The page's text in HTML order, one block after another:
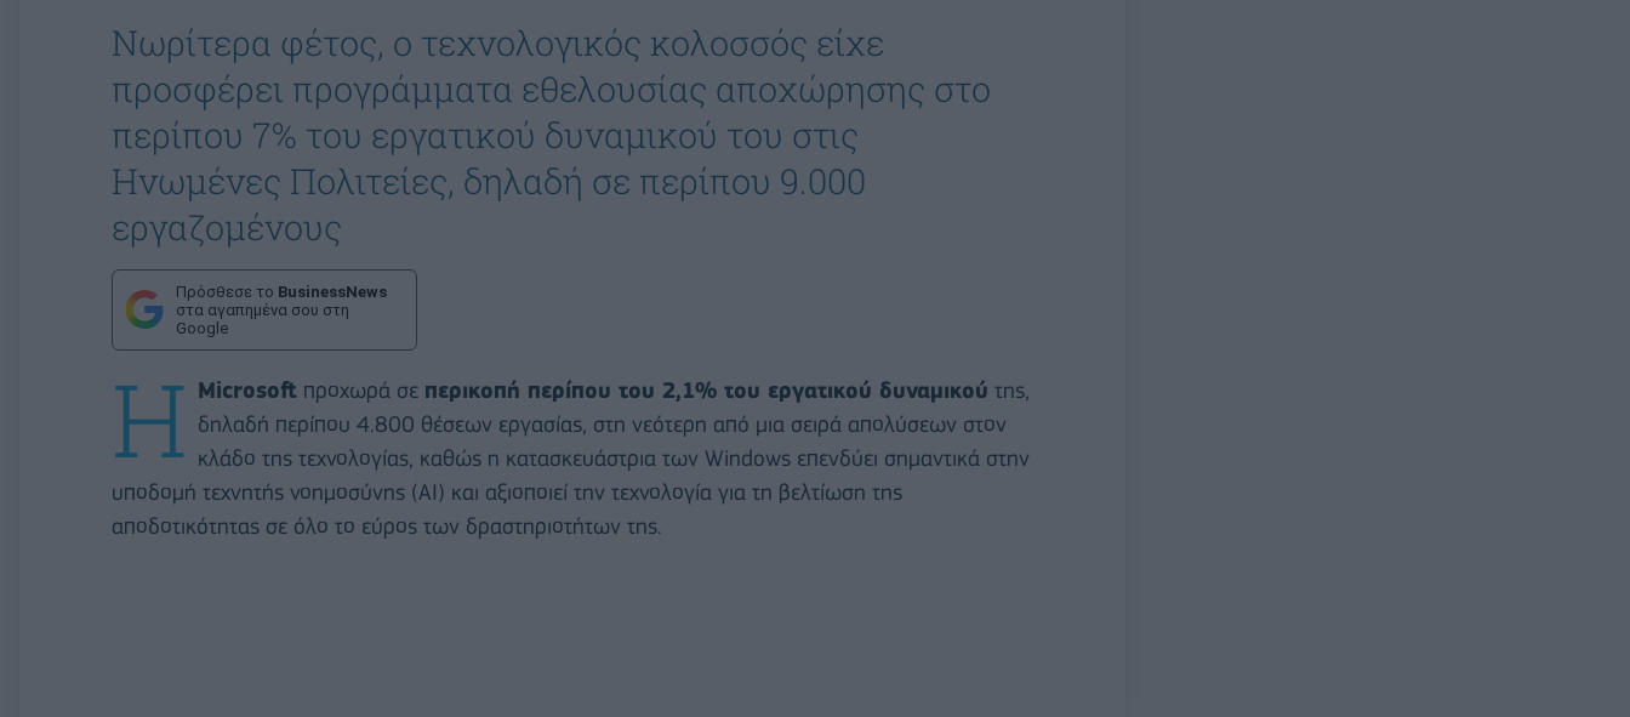
Νωρίτερα φέτος, ο τεχνολογικός κολοσσός είχε
προσφέρει προγράμματα εθελουσίας αποχώρησης στο
περίπου 7% του εργατικού δυναμικού του στις
Ηνωμένες Πολιτείες, δηλαδή σε περίπου 9.000
εργαζομένους
Πρόσθεσε το BusinessNews
στα αγαπημένα σου στη
Google
Η Microsoft προχωρά σε περικοπή περίπου του 2,1% του εργατικού δυναμικού της,
δηλαδή περίπου 4.800 θέσεων εργασίας, στη νεότερη από μια σειρά απολύσεων στον
κλάδο της τεχνολογίας, καθώς η κατασκευάστρια των Windows επενδύει σημαντικά στην
υποδομή τεχνητής νοημοσύνης (AI) και αξιοποιεί την τεχνολογία για τη βελτίωση της
αποδοτικότητας σε όλο το εύρος των δραστηριοτήτων της.